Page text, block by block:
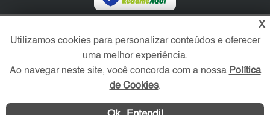
X
Utilizamos cookies para personalizar conteúdos e oferecer
uma melhor experiência.
Ao navegar neste site, você concorda com a nossa Política
de Cookies.